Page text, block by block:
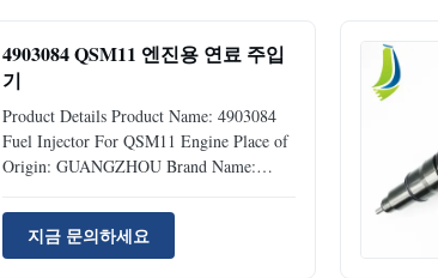
4903084 QSM11 엔진용 연료 주입
기
Product Details Product Name: 4903084
Fuel Injector For QSM11 Engine Place of
Origin: GUANGZHOU Brand Name:
Number: 4903084 Type: Excavator
Accessories MOQ 1 Piece Condition:
Original Availability: Rick Stock Supply
지금 문의하세요